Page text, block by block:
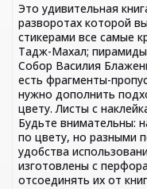
Это удивительная
разворотах которой
стикерами все самые
Тадж-Махал; пирамиды
Собор Василия
есть фрагменты-
нужно дополнить
цвету. Листы с
Будьте внимательны:
по цвету, но разными
удобства
изготовлены с
отсоединять их от